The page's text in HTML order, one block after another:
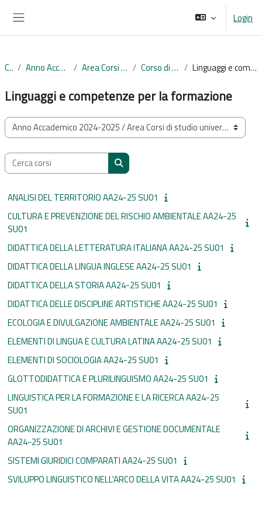
Login
Corsi Anno Accademico 2024-2025 Area Corsi di studio universitari Corso di Laurea Magistrale Linguaggi e competenze per la formazione
Linguaggi e competenze per la formazione
Categorie di corso
Cerca corsi
Cerca corsi
ANALISI DEL TERRITORIO AA24-25 SU01
CULTURA E PREVENZIONE DEL RISCHIO AMBIENTALE AA24-25
SU01
DIDATTICA DELLA LETTERATURA ITALIANA AA24-25 SU01
DIDATTICA DELLA LINGUA INGLESE AA24-25 SU01
DIDATTICA DELLA STORIA AA24-25 SU01
DIDATTICA DELLE DISCIPLINE ARTISTICHE AA24-25 SU01
ECOLOGIA E DIVULGAZIONE AMBIENTALE AA24-25 SU01
ELEMENTI DI LINGUA E CULTURA LATINA AA24-25 SU01
ELEMENTI DI SOCIOLOGIA AA24-25 SU01
GLOTTODIDATTICA E PLURILINGUISMO AA24-25 SU01
LINGUISTICA PER LA FORMAZIONE E LA RICERCA AA24-25
SU01
ORGANIZZAZIONE DI ARCHIVI E GESTIONE DOCUMENTALE
AA24-25 SU01
SISTEMI GIURIDICI COMPARATI AA24-25 SU01
SVILUPPO LINGUISTICO NELL'ARCO DELLA VITA AA24-25 SU01